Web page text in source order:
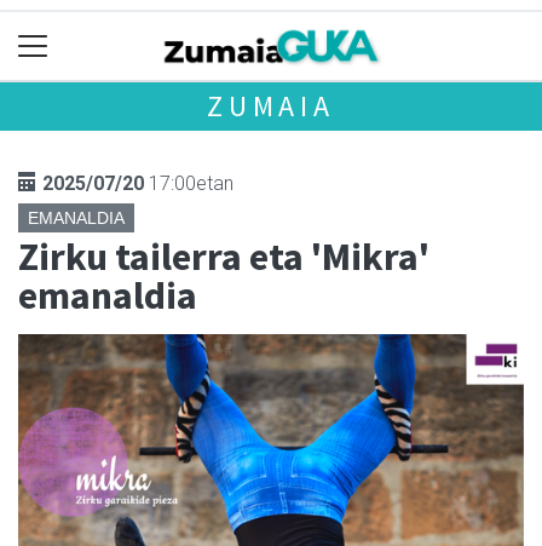
ZUMAIA
2025/07/20 17:00etan
EMANALDIA
Zirku tailerra eta 'Mikra'
emanaldia